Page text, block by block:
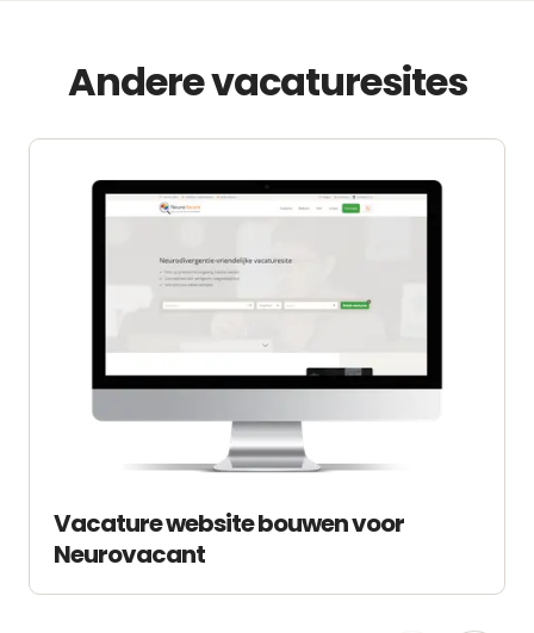
Andere vacaturesites
Vacature website bouwen voor
Neurovacant